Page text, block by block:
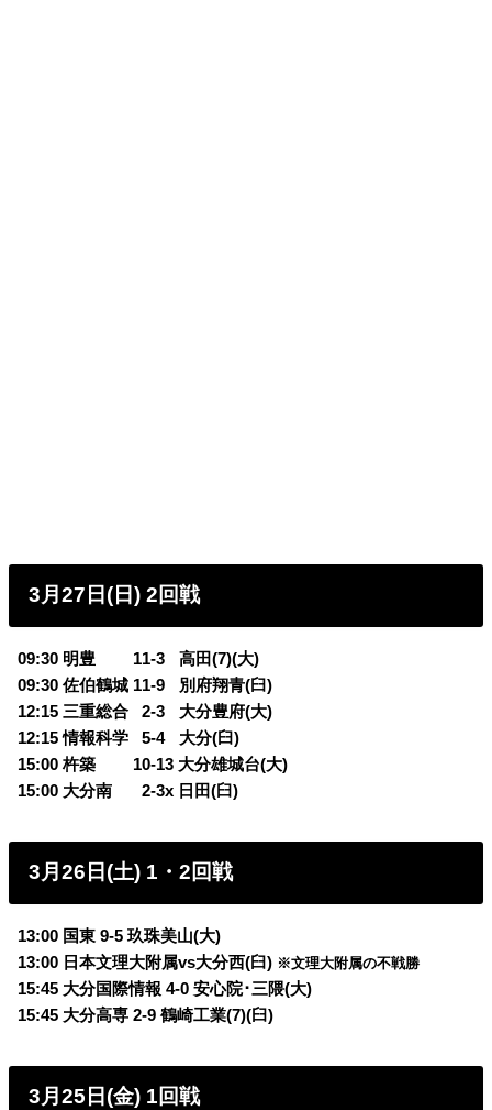
3月27日(日) 2回戦
09:30 明豊 11-3 q高田(7)(大)
09:30 佐伯鶴城 11-9
別府翔青(臼)
12:15 三重総合
02-3
大分豊府(大)
12:15 情報科学
05-4
大分(臼)
15:00 杵築 10-13 大分雄城台(大)
15:00 大分南
02-3x 日田(臼)
3月26日(土) 1・2回戦
13:00 国東 9-5 玖珠美山(大)
13:00 日本文理大附属vs大分西(臼) ※文理大附属の不戦勝
15:45 大分国際情報 4-0 安心院･三隈(大)
15:45 大分高専 2-9 鶴崎工業(7)(臼)
3月25日(金) 1回戦